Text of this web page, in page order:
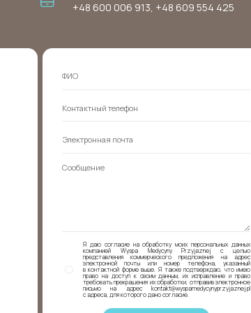
+48 600 006 913, +48 609 554 425
Я даю согласие на обработку моих персональных данных
компанией Wyspa Medycyny Przyjaznej с целью
представления коммерческого предложения на адрес
электронной почты или номер телефона, указанный
в контактной форме выше. Я также подтверждаю, что имею
право на доступ к своим данным, их исправление и право
требовать прекращения их обработки, отправив электронное
письмо на адрес kontakt@wyspamedycynyprzyjaznej.pl
с адреса, для которого дано согласие.